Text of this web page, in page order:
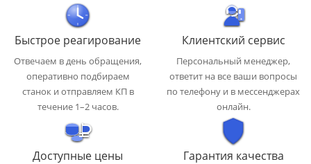
Быстрое реагирование
Отвечаем в день обращения,
оперативно подбираем
станок и отправляем КП в
течение 1–2 часов.
Клиентский сервис
Персональный менеджер,
ответит на все ваши вопросы
по телефону и в мессенджерах
онлайн.
Доступные цены Гарантия качества